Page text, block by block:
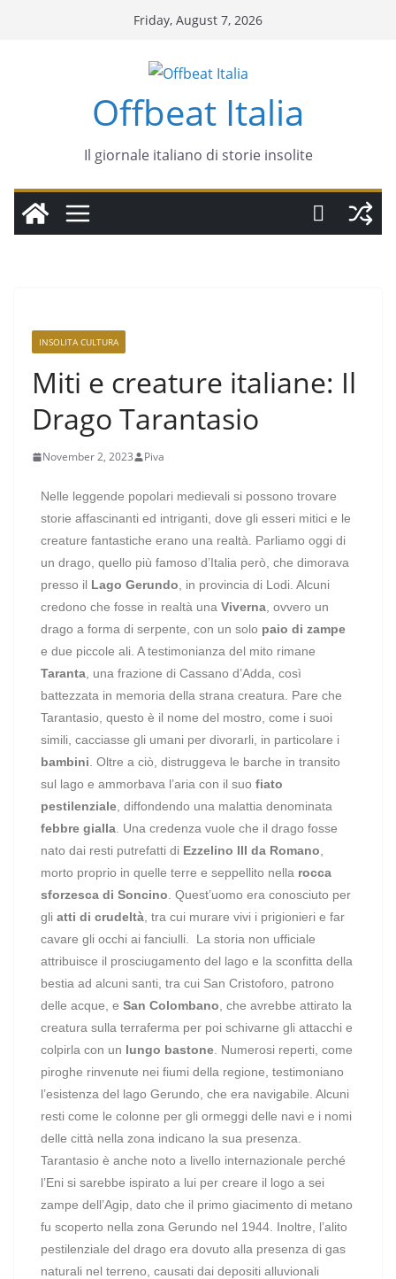
Friday, August 7, 2026
Offbeat Italia
Il giornale italiano di storie insolite
INSOLITA CULTURA
Miti e creature italiane: Il
Drago Tarantasio
November 2, 2023 Piva
Nelle leggende popolari medievali si possono trovare
storie affascinanti ed intriganti, dove gli esseri mitici e le
creature fantastiche erano una realtà. Parliamo oggi di
un drago, quello più famoso d’Italia però, che dimorava
presso il Lago Gerundo , in provincia di Lodi. Alcuni
credono che fosse in realtà una Viverna , ovvero un
drago a forma di serpente, con un solo paio di zampe
e due piccole ali. A testimonianza del mito rimane
Taranta , una frazione di Cassano d’Adda, così
battezzata in memoria della strana creatura. Pare che
Tarantasio, questo è il nome del mostro, come i suoi
simili, cacciasse gli umani per divorarli, in particolare i
bambini . Oltre a ciò, distruggeva le barche in transito
sul lago e ammorbava l’aria con il suo fiato
pestilenziale , diffondendo una malattia denominata
febbre gialla Una credenza vuole che il drago fosse
nato dai resti putrefatti di Ezzelino III da Romano
morto proprio in quelle terre e seppellito nella rocca
sforzesca di Soncino . Quest’uomo era conosciuto per
gli atti di crudeltà , tra cui murare vivi i prigionieri e far
cavare gli occhi ai fanciulli. La storia non ufficiale
attribuisce il prosciugamento del lago e la sconfitta della
bestia ad alcuni santi, tra cui San Cristoforo, patrono
delle acque, e San Colombano , che avrebbe attirato la
creatura sulla terraferma per poi schivarne gli attacchi e
colpirla con un lungo bastone Numerosi reperti, come
piroghe rinvenute nei fiumi della regione, testimoniano
l’esistenza del lago Gerundo, che era navigabile. Alcuni
resti come le colonne per gli ormeggi delle navi e i nomi
delle città nella zona indicano la sua presenza.
Tarantasio è anche noto a livello internazionale perché
l’Eni si sarebbe ispirato a lui per creare il logo a sei
zampe dell’Agip, dato che il primo giacimento di metano
fu scoperto nella zona Gerundo nel 1944. Inoltre, l’alito
pestilenziale del drago era dovuto alla presenza di gas
naturali nel terreno, causati dai depositi alluvionali